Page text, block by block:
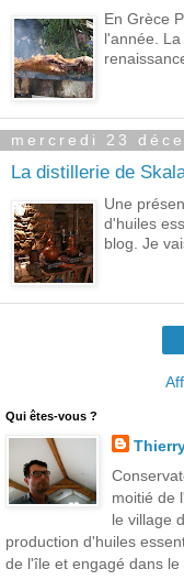
En Grèce
l'année.
mercredi 23
La distillerie de
Une
d'huiles
blog. Je
Qui êtes-vous ?
moitié de
le village
production d'huiles
de l'île et engagé dans le